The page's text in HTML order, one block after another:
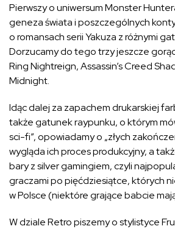
Pierwszy o uniwersum Monster
geneza świata i poszczególnych
o romansach serii Yakuza z różnymi
Dorzucamy do tego trzy jeszcze
Ring Nightreign, Assassin’s Creed
Midnight.
Idąc dalej za zapachem drukarskiej
także gatunek raypunku, o którym
sci-fi”, opowiadamy o „złych
wygląda ich proces produkcyjny, a
bary z silver gamingiem, czyli
graczami po pięćdziesiątce, których
w Polsce (niektóre grające babcie
W dziale Retro piszemy o stylistyce